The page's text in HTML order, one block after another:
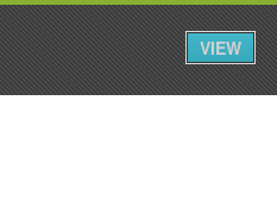
VIEW
INICIAR SESSÃO